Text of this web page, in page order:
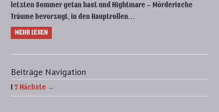
letzten Sommer getan hast und Nightmare – Mörderische
Träume bevorzugt, in den Hauptrollen…
MEHR LESEN
Beiträge Navigation
1 2Nächste →